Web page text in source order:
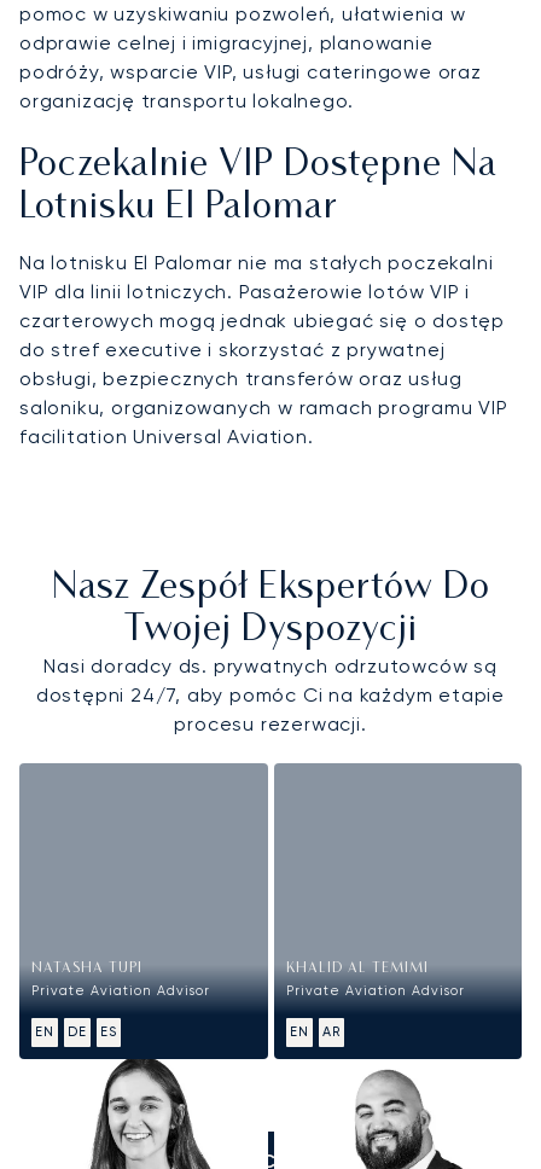
pomoc w uzyskiwaniu pozwoleń, ułatwienia w
odprawie celnej i imigracyjnej, planowanie
podróży, wsparcie VIP, usługi cateringowe oraz
organizację transportu lokalnego.
Poczekalnie VIP Dostępne Na
Lotnisku El Palomar
Na lotnisku El Palomar nie ma stałych poczekalni
VIP dla linii lotniczych. Pasażerowie lotów VIP i
czarterowych mogą jednak ubiegać się o dostęp
do stref executive i skorzystać z prywatnej
obsługi, bezpiecznych transferów oraz usług
saloniku, organizowanych w ramach programu VIP
facilitation Universal Aviation.
Nasz Zespół Ekspertów Do
Twojej Dyspozycji
Nasi doradcy ds. prywatnych odrzutowców są
dostępni 24/7, aby pomóc Ci na każdym etapie
procesu rezerwacji.
NATASHA TUPI
Private Aviation Advisor
EN DE ES
KHALID AL TEMIMI
Private Aviation Advisor
EN AR
ZADZWOŃCIE DO NAS